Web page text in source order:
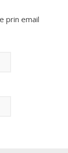
prin email